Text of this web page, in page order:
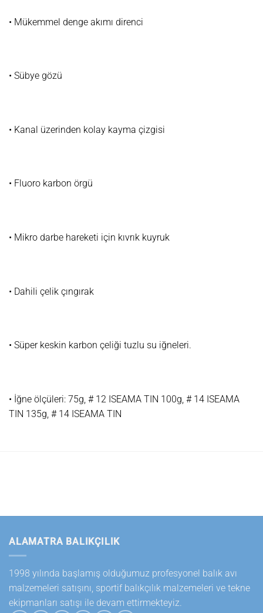
• Mükemmel denge akımı direnci
• Sübye gözü
• Kanal üzerinden kolay kayma çizgisi
• Fluoro karbon örgü
• Mikro darbe hareketi için kıvrık kuyruk
• Dahili çelik çıngırak
• Süper keskin karbon çeliği tuzlu su iğneleri.
• İğne ölçüleri: 75g, # 12 ISEAMA TIN 100g, # 14 ISEAMA
TIN 135g, # 14 ISEAMA TIN
ALAMATRA BALIKÇILIK
1998 yılında başlamış olduğumuz profesyonel balık avı
malzemeleri satışını, sportif balıkçılık malzemeleri ve tekne
ekipmanları satışı ile devam ettirmekteyiz.